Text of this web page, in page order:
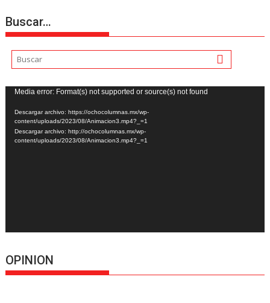
Buscar…
Reproductor
de
vídeo
Media error: Format(s) not supported or source(s) not found
Descargar archivo: https://ochocolumnas.mx/wp-
content/uploads/2023/08/Animacion3.mp4?_=1
Descargar archivo: http://ochocolumnas.mx/wp-
content/uploads/2023/08/Animacion3.mp4?_=1
OPINION